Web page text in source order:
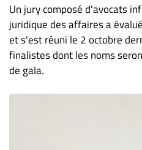
Un jury composé d'avocats
juridique des affaires a
et s'est réuni le 2 octobre
finalistes dont les noms
de gala.